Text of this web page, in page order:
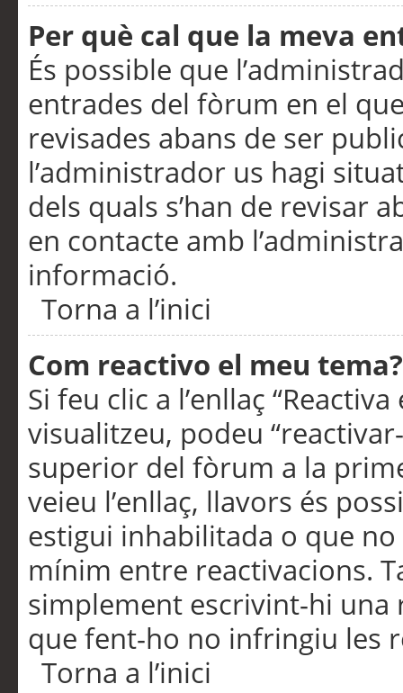
Per què cal que la meva
És possible que
entrades del fòrum en el
revisades abans de ser
l’administrador us hagi
dels quals s’han de revisar
en contacte amb
informació.
Torna a l’inici
Com reactivo el meu tema?
Si feu clic a l’enllaç
visualitzeu, podeu
superior del fòrum a la
veieu l’enllaç, llavors és
estigui inhabilitada o que
mínim entre reactivacions.
simplement escrivint-hi una
que fent-ho no infringiu les
Torna a l’inici